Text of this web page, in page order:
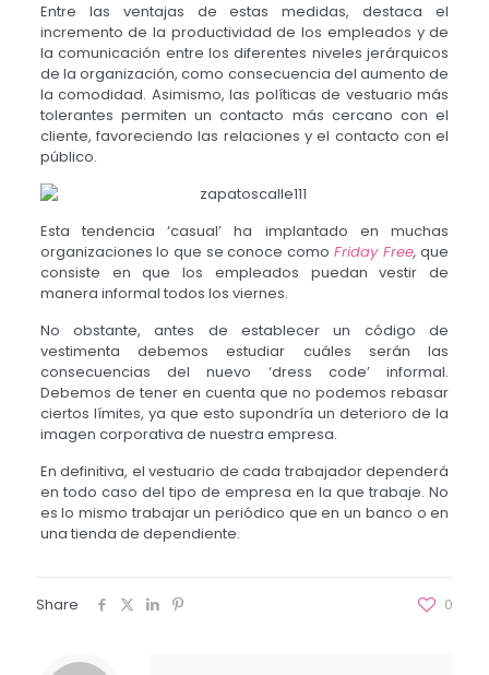
Entre las ventajas de estas medidas, destaca el
incremento de la productividad de los empleados y de
la comunicación entre los diferentes niveles jerárquicos
de la organización, como consecuencia del aumento de
la comodidad. Asimismo, las políticas de vestuario más
tolerantes permiten un contacto más cercano con el
cliente, favoreciendo las relaciones y el contacto con el
público.
Esta tendencia ‘casual’ ha implantado en muchas
organizaciones lo que se conoce como Friday Free, que
consiste en que los empleados puedan vestir de
manera informal todos los viernes.
No obstante, antes de establecer un código de
vestimenta debemos estudiar cuáles serán las
consecuencias del nuevo ‘dress code’ informal.
Debemos de tener en cuenta que no podemos rebasar
ciertos límites, ya que esto supondría un deterioro de la
imagen corporativa de nuestra empresa.
En definitiva, el vestuario de cada trabajador dependerá
en todo caso del tipo de empresa en la que trabaje. No
es lo mismo trabajar un periódico que en un banco o en
una tienda de dependiente.
Share 0